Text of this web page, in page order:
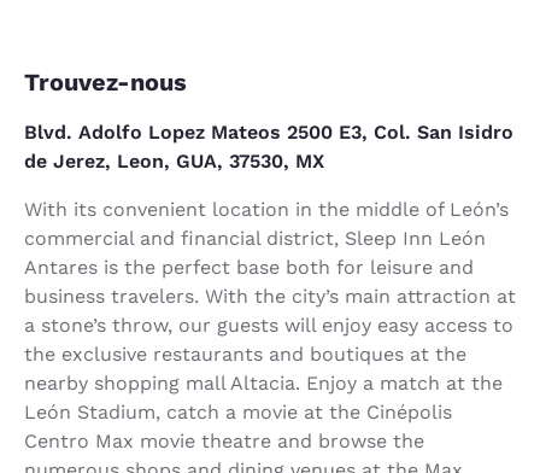
Trouvez-nous
Blvd. Adolfo Lopez Mateos 2500 E3, Col. San Isidro
de Jerez, Leon, GUA, 37530, MX
With its convenient location in the middle of León’s
commercial and financial district, Sleep Inn León
Antares is the perfect base both for leisure and
business travelers. With the city’s main attraction at
a stone’s throw, our guests will enjoy easy access to
the exclusive restaurants and boutiques at the
nearby shopping mall Altacia. Enjoy a match at the
León Stadium, catch a movie at the Cinépolis
Centro Max movie theatre and browse the